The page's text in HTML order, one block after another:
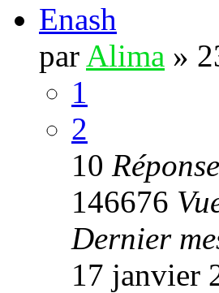
Enash
par Alima »
1
2
10
146676
Dernier
17 janvier